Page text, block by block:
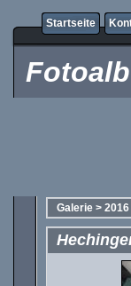
Startseite
Galerie > 2016